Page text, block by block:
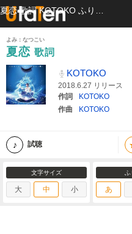
よみ：なつこい
夏恋 歌詞
KOTOKO
2018.6.27 リリース
作詞
KOTOKO
作曲
KOTOKO
試聴
文字サイズ
大 中 小 あ